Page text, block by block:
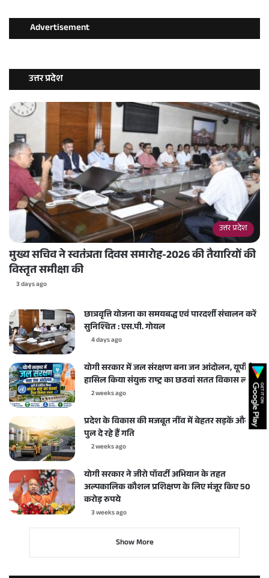
Advertisement
उत्तर प्रदेश
उत्तर प्रदेश
मुख्य सचिव ने स्वतंत्रता दिवस समारोह-2026 की तैयारियों की
विस्तृत समीक्षा की
3 days ago
छात्रवृत्ति योजना का समयबद्ध एवं पारदर्शी संचालन करें
सुनिश्चित : एस.पी. गोयल
4 days ago
योगी सरकार में जल संरक्षण बना जन आंदोलन, यूपी ने
हासिल किया संयुक्त राष्ट्र का छठवां सतत विकास लक्ष्य
2 weeks ago
प्रदेश के विकास की मजबूत नींव में बेहतर सड़कें और
पुल दे रहे हैं गति
2 weeks ago
योगी सरकार ने जीरो पॉवर्टी अभियान के तहत
अल्पकालिक कौशल प्रशिक्षण के लिए मंजूर किए 50
करोड़ रुपये
3 weeks ago
Show More